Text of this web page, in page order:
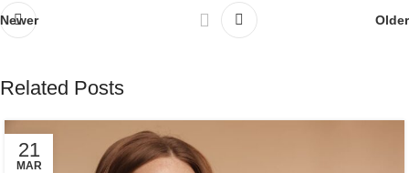
Newer Older
Related Posts
21
MAR